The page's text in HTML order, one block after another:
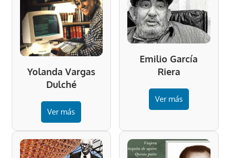
Yolanda Vargas
Dulché
Ver más
Emilio García
Riera
Ver más